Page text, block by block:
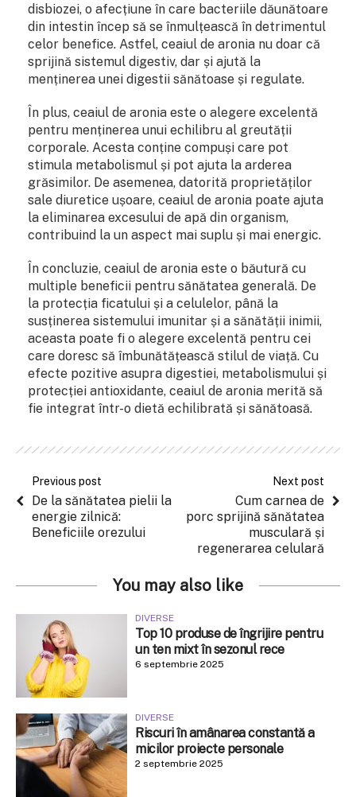
disbiozei, o afecțiune în care bacteriile dăunătoare
din intestin încep să se înmulțească în detrimentul
celor benefice. Astfel, ceaiul de aronia nu doar că
sprijină sistemul digestiv, dar și ajută la
menținerea unei digestii sănătoase și regulate.
În plus, ceaiul de aronia este o alegere excelentă
pentru menținerea unui echilibru al greutății
corporale. Acesta conține compuși care pot
stimula metabolismul și pot ajuta la arderea
grăsimilor. De asemenea, datorită proprietăților
sale diuretice ușoare, ceaiul de aronia poate ajuta
la eliminarea excesului de apă din organism,
contribuind la un aspect mai suplu și mai energic.
În concluzie, ceaiul de aronia este o băutură cu
multiple beneficii pentru sănătatea generală. De
la protecția ficatului și a celulelor, până la
susținerea sistemului imunitar și a sănătății inimii,
aceasta poate fi o alegere excelentă pentru cei
care doresc să îmbunătățească stilul de viață. Cu
efecte pozitive asupra digestiei, metabolismului și
protecției antioxidante, ceaiul de aronia merită să
fie integrat într-o dietă echilibrată și sănătoasă.
Previous post
De la sănătatea pielii la
energie zilnică:
Beneficiile orezului
Next post
Cum carnea de
porc sprijină sănătatea
musculară și
regenerarea celulară
You may also like
DIVERSE
Top 10 produse de îngrijire pentru
un ten mixt în sezonul rece
6 septembrie 2025
DIVERSE
Riscuri în amânarea constantă a
micilor proiecte personale
2 septembrie 2025